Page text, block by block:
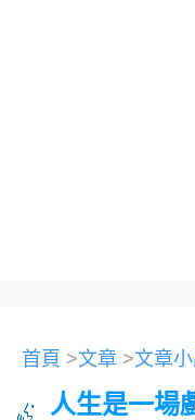
首頁 >文章 >文章
人生是一場